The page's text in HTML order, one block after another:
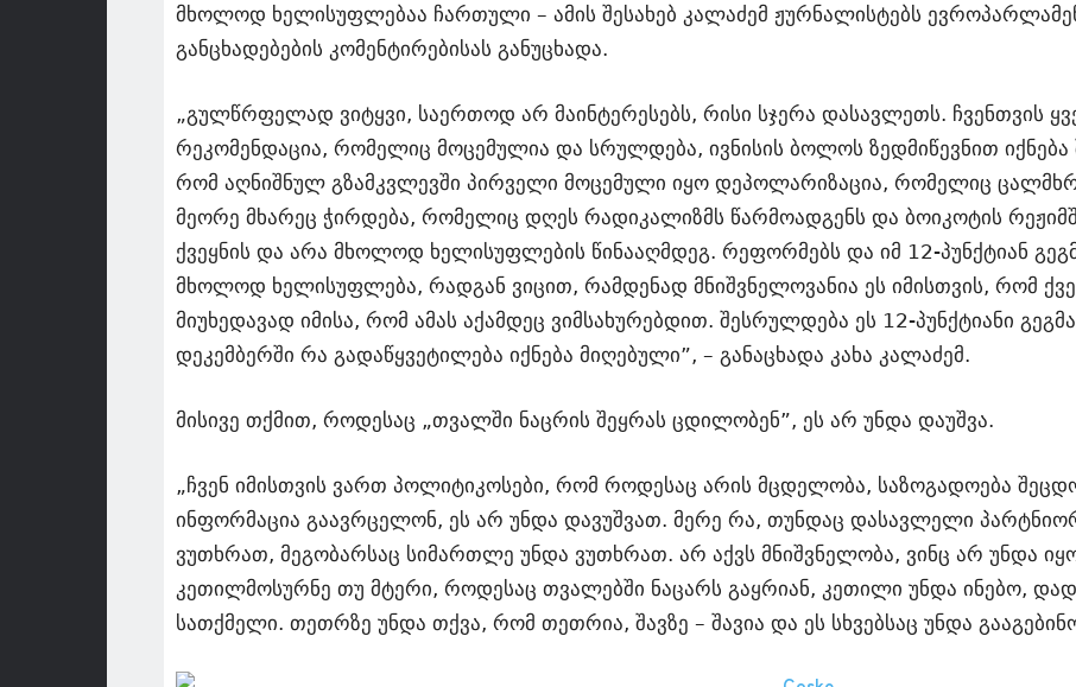
მხოლოდ ხელისუფლებაა ჩართული – ამის შესახებ კალაძემ ჟურნალისტებს
განცხადებების კომენტირებისას განუცხადა.
„გულწრფელად ვიტყვი, საერთოდ არ მაინტერესებს, რისი სჯერა დასავლეთს. ჩვენთვის
რეკომენდაცია, რომელიც მოცემულია და სრულდება, ივნისის ბოლოს ზედმიწევნით იქნება
რომ აღნიშნულ გზამკვლევში პირველი მოცემული იყო დეპოლარიზაცია, რომელიც
მეორე მხარეც ჭირდება, რომელიც დღეს რადიკალიზმს წარმოადგენს და ბოიკოტის
ქვეყნის და არა მხოლოდ ხელისუფლების წინააღმდეგ. რეფორმებს და იმ 12-პუნქტიან
მხოლოდ ხელისუფლება, რადგან ვიცით, რამდენად მნიშვნელოვანია ეს იმისთვის, რომ
მიუხედავად იმისა, რომ ამას აქამდეც ვიმსახურებდით. შესრულდება ეს 12-პუნქტიანი
დეკემბერში რა გადაწყვეტილება იქნება მიღებული”, – განაცხადა კახა კალაძემ.
მისივე თქმით, როდესაც „თვალში ნაცრის შეყრას ცდილობენ”, ეს არ უნდა დაუშვა.
„ჩვენ იმისთვის ვართ პოლიტიკოსები, რომ როდესაც არის მცდელობა, საზოგადოება
ინფორმაცია გაავრცელონ, ეს არ უნდა დავუშვათ. მერე რა, თუნდაც დასავლელი
ვუთხრათ, მეგობარსაც სიმართლე უნდა ვუთხრათ. არ აქვს მნიშვნელობა, ვინც არ უნდა
კეთილმოსურნე თუ მტერი, როდესაც თვალებში ნაცარს გაყრიან, კეთილი უნდა ინებო,
სათქმელი. თეთრზე უნდა თქვა, რომ თეთრია, შავზე – შავია და ეს სხვებსაც უნდა